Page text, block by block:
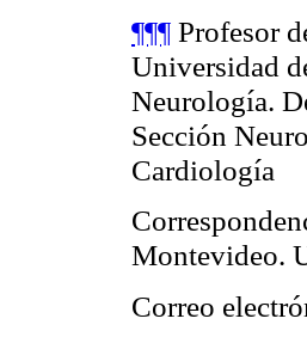
¶¶¶ Profesor
Universidad
Neurología.
Sección
Cardiología
Montevideo.
Correo